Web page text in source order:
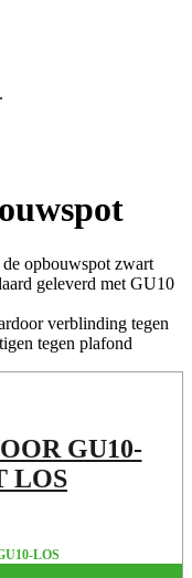
opbouwspot zwart
geleverd met GU10
verblinding tegen
tegen plafond
GU10-
LOS
LOS